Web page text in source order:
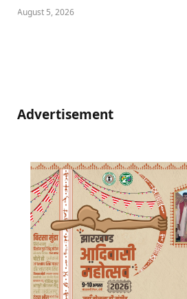
August 5, 2026
Advertisement